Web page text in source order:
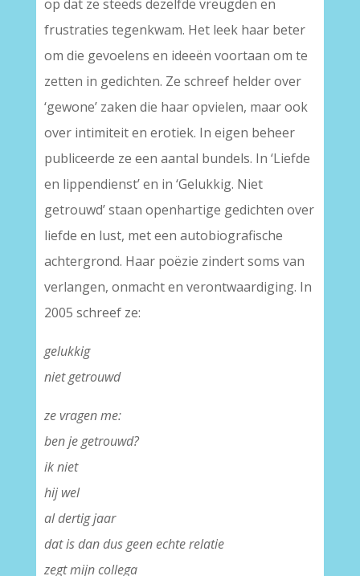
op dat ze steeds dezelfde vreugden en
frustraties tegenkwam. Het leek haar beter
om die gevoelens en ideeën voortaan om te
zetten in gedichten. Ze schreef helder over
‘gewone’ zaken die haar opvielen, maar ook
over intimiteit en erotiek. In eigen beheer
publiceerde ze een aantal bundels. In ‘Liefde
en lippendienst’ en in ‘Gelukkig. Niet
getrouwd’ staan openhartige gedichten over
liefde en lust, met een autobiografische
achtergrond. Haar poëzie zindert soms van
verlangen, onmacht en verontwaardiging. In
2005 schreef ze:
gelukkig
niet getrouwd
ze vragen me:
ben je getrouwd?
ik niet
hij wel
al dertig jaar
dat is dan dus geen echte relatie
zegt mijn collega